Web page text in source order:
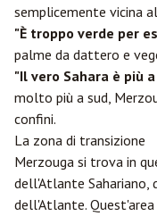
semplicemente vicina
"È troppo verde per
palme da dattero e
"Il vero Sahara è più
molto più a sud,
confini.
La zona di transizione
Merzouga si trova in
dell'Atlante Sahariano,
dell'Atlante.